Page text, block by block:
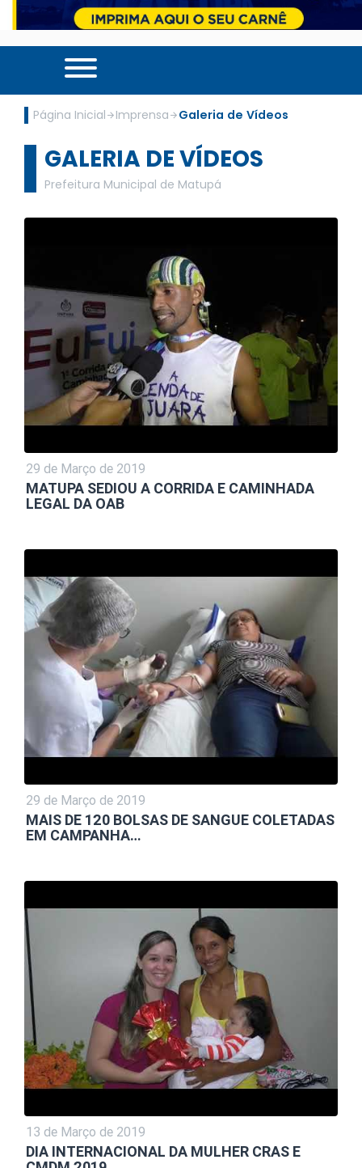
Página Inicial Imprensa Galeria de Vídeos
GALERIA DE VÍDEOS
Prefeitura Municipal de Matupá
29 de Março de 2019
MATUPA SEDIOU A CORRIDA E CAMINHADA
LEGAL DA OAB
29 de Março de 2019
MAIS DE 120 BOLSAS DE SANGUE COLETADAS
EM CAMPANHA…
13 de Março de 2019
DIA INTERNACIONAL DA MULHER CRAS E